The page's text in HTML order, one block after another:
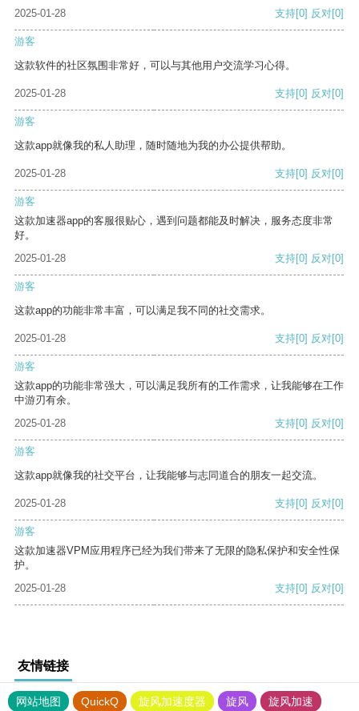
2025-01-28
支持[0] 反对[0]
游客
这款软件的社区氛围非常好，可以与其他用户交流学习心得。
2025-01-28 支持[0] 反对[0]
游客
这款app就像我的私人助理，随时随地为我的办公提供帮助。
2025-01-28 支持[0] 反对[0]
游客
这款加速器app的客服很贴心，遇到问题都能及时解决，服务态度非常
好。
2025-01-28
支持[0] 反对[0]
游客
这款app的功能非常丰富，可以满足我不同的社交需求。
2025-01-28 支持[0] 反对[0]
游客
这款app的功能非常强大，可以满足我所有的工作需求，让我能够在工作
中游刃有余。
2025-01-28
支持[0] 反对[0]
游客
这款app就像我的社交平台，让我能够与志同道合的朋友一起交流。
2025-01-28 支持[0] 反对[0]
游客
这款加速器VPM应用程序已经为我们带来了无限的隐私保护和安全性保
护。
2025-01-28
支持[0] 反对[0]
友情链接
网站地图 QuickQ 旋风加速度器 旋风 旋风加速